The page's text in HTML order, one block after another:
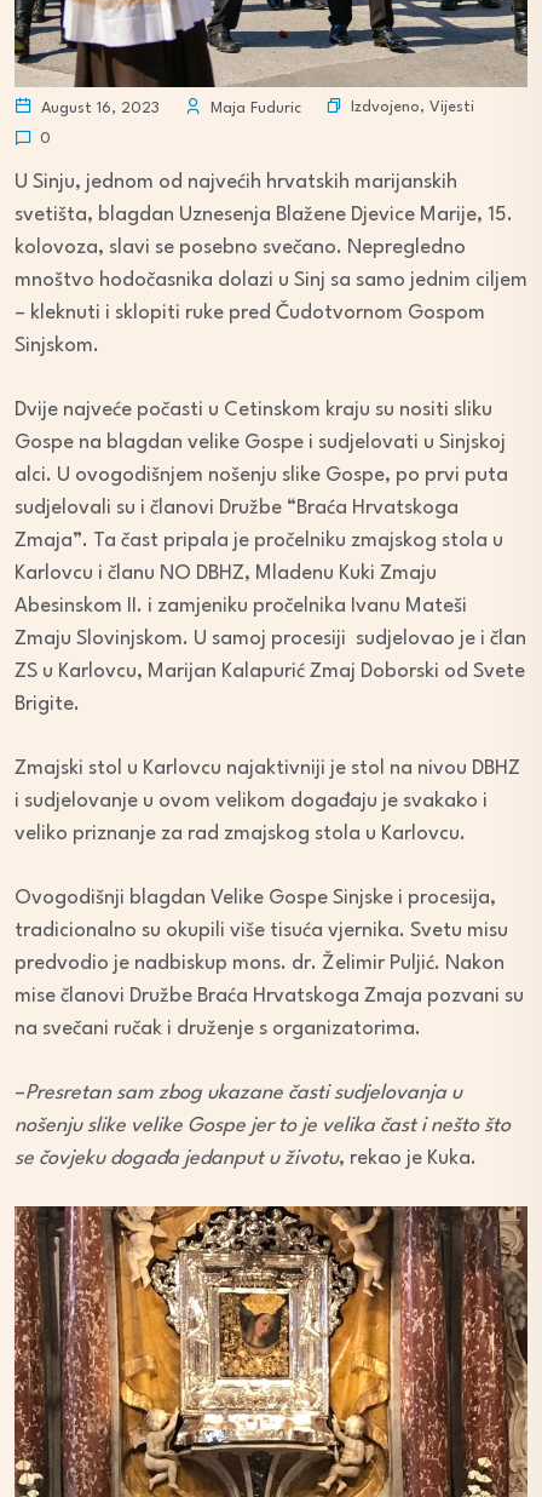
August 16, 2023 Maja Fuduric Izdvojeno, Vijesti
0
U Sinju, jednom od najvećih hrvatskih marijanskih
svetišta, blagdan Uznesenja Blažene Djevice Marije, 15.
kolovoza, slavi se posebno svečano. Nepregledno
mnoštvo hodočasnika dolazi u Sinj sa samo jednim ciljem
– kleknuti i sklopiti ruke pred Čudotvornom Gospom
Sinjskom.
Dvije najveće počasti u Cetinskom kraju su nositi sliku
Gospe na blagdan velike Gospe i sudjelovati u Sinjskoj
alci. U ovogodišnjem nošenju slike Gospe, po prvi puta
sudjelovali su i članovi Družbe “Braća Hrvatskoga
Zmaja”. Ta čast pripala je pročelniku zmajskog stola u
Karlovcu i članu NO DBHZ, Mladenu Kuki Zmaju
Abesinskom II. i zamjeniku pročelnika Ivanu Mateši
Zmaju Slovinjskom. U samoj procesiji sudjelovao je i član
ZS u Karlovcu, Marijan Kalapurić Zmaj Doborski od Svete
Brigite.
Zmajski stol u Karlovcu najaktivniji je stol na nivou DBHZ
i sudjelovanje u ovom velikom događaju je svakako i
veliko priznanje za rad zmajskog stola u Karlovcu.
Ovogodišnji blagdan Velike Gospe Sinjske i procesija,
tradicionalno su okupili više tisuća vjernika. Svetu misu
predvodio je nadbiskup mons. dr. Želimir Puljić. Nakon
mise članovi Družbe Braća Hrvatskoga Zmaja pozvani su
na svečani ručak i druženje s organizatorima.
–Presretan sam zbog ukazane časti sudjelovanja u
nošenju slike velike Gospe jer to je velika čast i nešto što
se čovjeku događa jedanput u životu, rekao je Kuka.